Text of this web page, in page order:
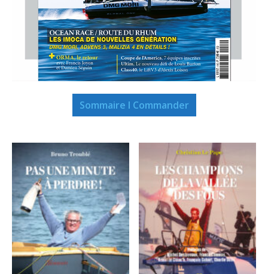
Sommaire I Commander